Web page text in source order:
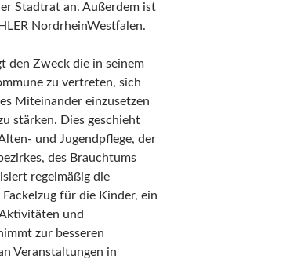
Stadtrat an. Außerdem ist
NordrheinWestfalen.
den Zweck die in seinem
zu vertreten, sich
Miteinander einzusetzen
stärken. Dies geschieht
und Jugendpflege, der
des Brauchtums
regelmäßig die
für die Kinder, ein
und
zur besseren
Veranstaltungen in